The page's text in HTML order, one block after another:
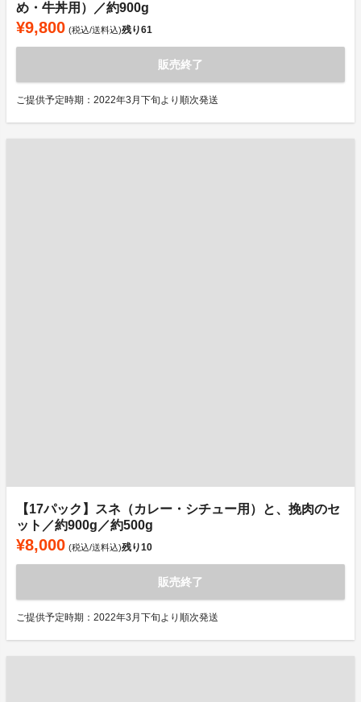
め・牛丼用）／約900g
¥9,800 (税込/送料込)残り61
販売終了
ご提供予定時期：2022年3月下旬より順次発送
【17パック】スネ（カレー・シチュー用）と、挽肉のセ
ット／約900g／約500g
¥8,000 (税込/送料込)残り10
販売終了
ご提供予定時期：2022年3月下旬より順次発送